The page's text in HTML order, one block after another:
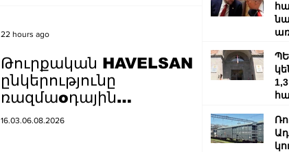
Թուրքական HAVELSAN
ընկերությունը
ռազմաoդային
գործողությունների
կառավարման համակարգ է
16.03.06.08.2026
22 hours ago